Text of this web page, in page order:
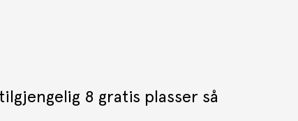
8 gratis plasser så